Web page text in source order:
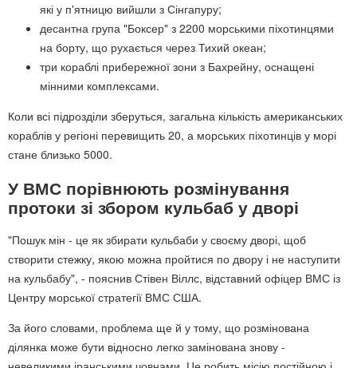
які у п'ятницю вийшли з Сінгапуру;
десантна група "Боксер" з 2200 морськими піхотинцями
на борту, що рухається через Тихий океан;
три кораблі прибережної зони з Бахрейну, оснащені
мінними комплексами.
Коли всі підрозділи зберуться, загальна кількість американських
кораблів у регіоні перевищить 20, а морських піхотинців у морі
стане близько 5000.
У ВМС порівнюють розмінування
протоки зі збором кульбаб у дворі
"Пошук мін - це як збирати кульбаби у своєму дворі, щоб
створити стежку, якою можна пройтися по двору і не наступити
на кульбабу", - пояснив Стівен Віллс, відставний офіцер ВМС із
Центру морської стратегії ВМС США.
За його словами, проблема ще й у тому, що розмінована
ділянка може бути відносно легко замінована знову -